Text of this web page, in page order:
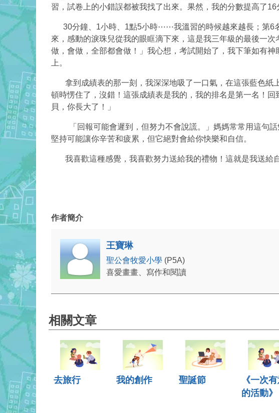
習，試卷上的小錯誤都被我找了出來。果然，我的分數提高了
30分鐘、1小時、1點5小時⋯⋯我溫習的時候越來越長；第6
來，感動的淚珠兒從我的眼眶滴下來，這是我三年級的最後一
做，會做，全部都會做！」我心想，考試開始了，我下筆如有
上。
拿到成績表的那一刻，我深深地吸了一口氣，在這張藍色紙
頓時愣住了，沒錯！這張成績表是我的，我的排名是第一名！
貝，你長大了！」
「回報可能會遲到，但努力不會說謊。」媽媽常常用這句話
堅持可能讓你辛苦和疲累，但它絕對會給你快樂和自信。
我喜歡這種感覺，我喜歡努力送給我的禮物！這就是我送給
作者簡介
王寶琳
聖公會牧愛小學 (P5A)
喜愛畫畫、寫作和閱讀
相關文章
去旅行 我的創作 聖誕節
《一次
的活動》